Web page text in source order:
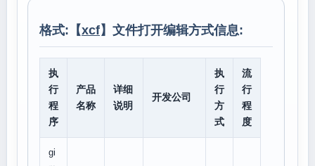
格式:【xcf】文件打开编辑方式信息:
执
行
程
序
产品
名称
详细
说明
开发公司
执
行
方
式
流
行
程
度
gi